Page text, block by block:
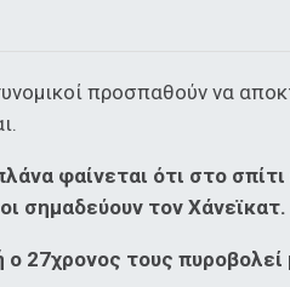
προσπαθούν να
φαίνεται ότι στο
σημαδεύουν τον Χάνεϊκατ.
ο 27χρονος τους